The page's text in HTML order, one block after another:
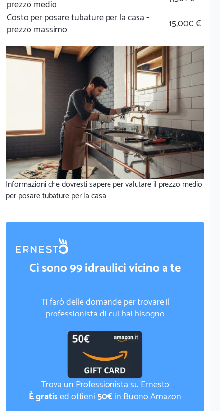
prezzo medio
Costo per posare tubature per la casa -
prezzo massimo
15,000 €
Informazioni che dovresti sapere per valutare il prezzo medio
per posare tubature per la casa
Ci sono 99 idraulici vicino a te
Ti farò delle domande per trovare il
professionista di cui hai bisogno
Trova un Professionista su Ernesto
È gratised ottieni50€in Buono Amazon